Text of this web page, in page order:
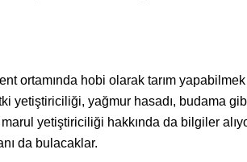
ortamında hobi olarak tarım
yetiştiriciliği, yağmur hasadı, budama
yetiştiriciliği hakkında da bilgiler
da bulacaklar.